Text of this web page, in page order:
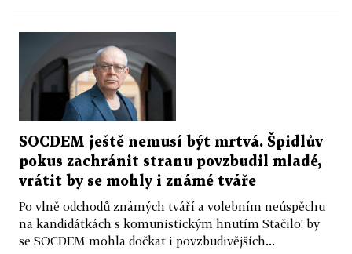
SOCDEM ještě nemusí být mrtvá. Špidlův
pokus zachránit stranu povzbudil mladé,
vrátit by se mohly i známé tváře
Po vlně odchodů známých tváří a volebním neúspěchu
na kandidátkách s komunistickým hnutím Stačilo! by
se SOCDEM mohla dočkat i povzbudivějších...